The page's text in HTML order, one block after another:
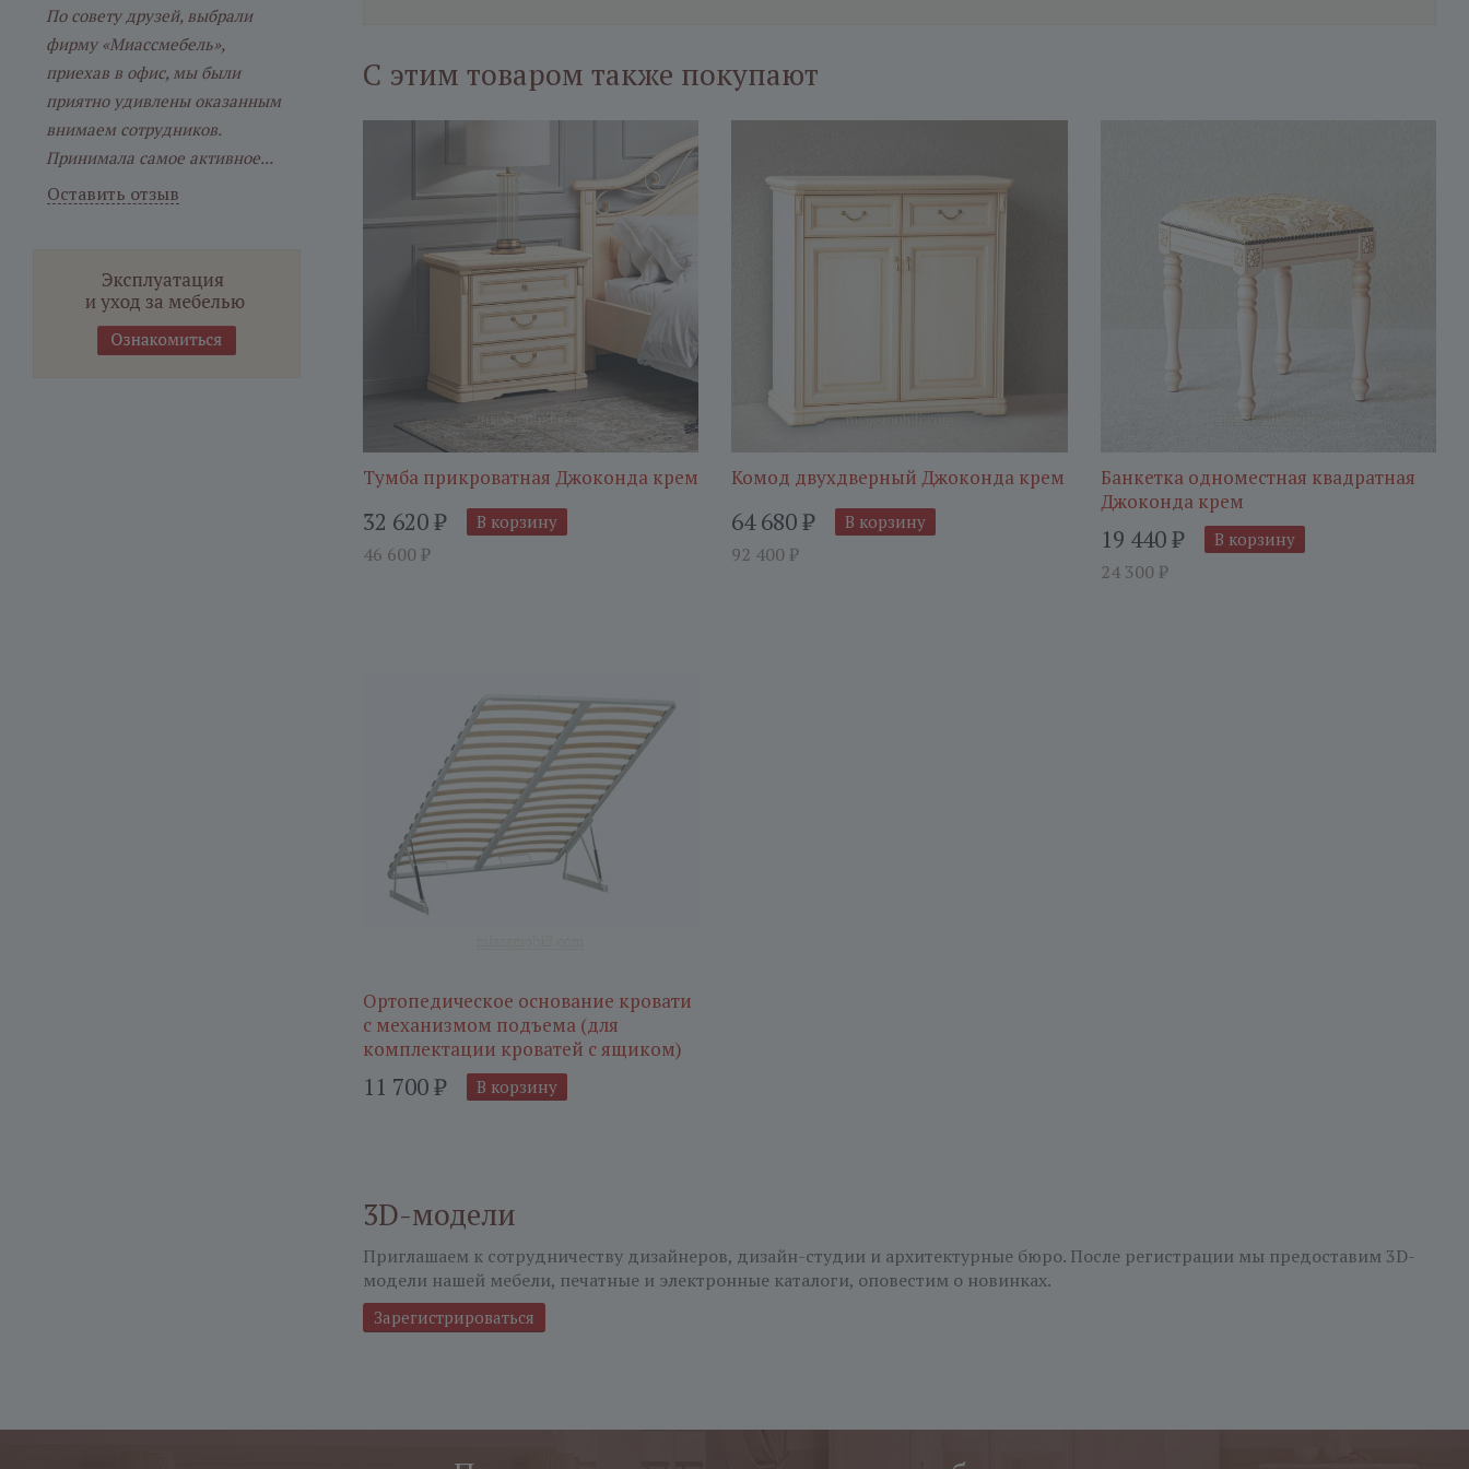
С этим товаром также покупают
Тумба прикроватная Джоконда крем
32 620₽
46 600 ₽
В корзину
Комод двухдверный Джоконда крем
64 680₽
92 400 ₽
В корзину
Банкетка одноместная квадратная
Джоконда крем
19 440₽
24 300 ₽
В корзину
Ортопедическое основание кровати
с механизмом подъема (для
комплектации кроватей с ящиком)
11 700₽ В корзину
3D-модели
Приглашаем к сотрудничеству дизайнеров, дизайн-студии и архитектурные бюро. После регистрации мы предоставим 3D-
модели нашей мебели, печатные и электронные каталоги, оповестим о новинках.
Зарегистрироваться
По совету друзей, выбрали
фирму «Миассмебель»,
приехав в офис, мы были
приятно удивлены оказанным
внимаем сотрудников.
Принимала самое активное...
Оставить отзыв